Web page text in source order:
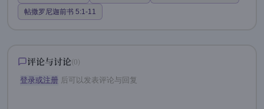
帖撒罗尼迦前书 5:1-11
评论与讨论(0)
登录或注册 后可以发表评论与回复